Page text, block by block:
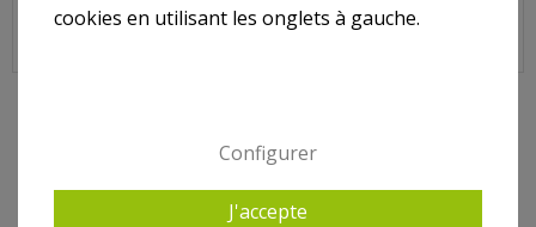
cookies en utilisant les onglets à gauche.
Configurer
J'accepte